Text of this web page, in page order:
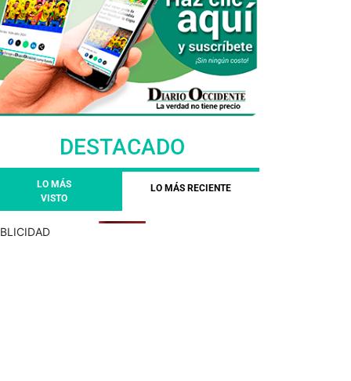
DESTACADO
LO MÁS
VISTO
LO MÁS RECIENTE